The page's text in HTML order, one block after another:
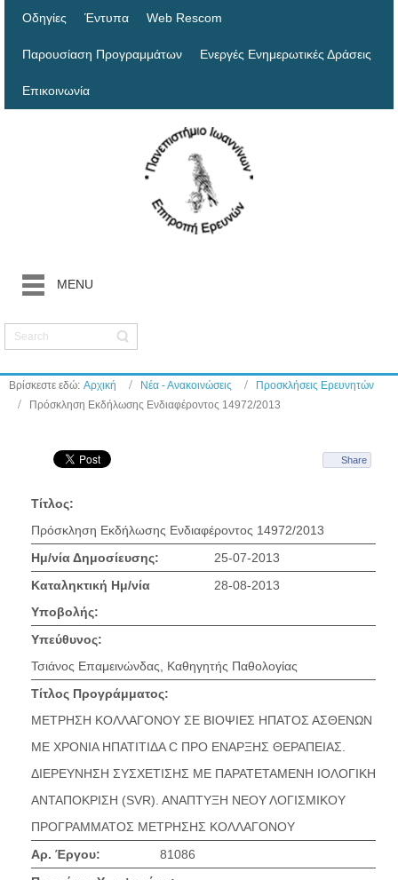
Οδηγίες Έντυπα Web Rescom
Παρουσίαση Προγραμμάτων Ενεργές Ενημερωτικές Δράσεις
Επικοινωνία
MENU
Βρίσκεστε εδώ: Αρχική Νέα - Ανακοινώσεις
Προσκλήσεις Ερευνητών
Πρόσκληση Εκδήλωσης Ενδιαφέροντος 14972/2013
Share
Τίτλος:
Πρόσκληση Εκδήλωσης Ενδιαφέροντος 14972/2013
Ημ/νία Δημοσίευσης:
25-07-2013
Καταληκτική Ημ/νία
Υποβολής:
28-08-2013
Υπεύθυνος:
Τσιάνος Επαμεινώνδας, Καθηγητής Παθολογίας
Τίτλος Προγράμματος:
ΜΕΤΡΗΣΗ ΚΟΛΛΑΓΟΝΟΥ ΣΕ ΒΙΟΨΙΕΣ ΗΠΑΤΟΣ ΑΣΘΕΝΩΝ
ΜΕ ΧΡΟΝΙΑ ΗΠΑΤΙΤΙΔΑ C ΠΡΟ ΕΝΑΡΞΗΣ ΘΕΡΑΠΕΙΑΣ.
ΔΙΕΡΕΥΝΗΣΗ ΣΥΣΧΕΤΙΣΗΣ ΜΕ ΠΑΡΑΤΕΤΑΜΕΝΗ ΙΟΛΟΓΙΚΗ
ΑΝΤΑΠΟΚΡΙΣΗ (SVR). ΑΝΑΠΤΥΞΗ ΝΕΟΥ ΛΟΓΙΣΜΙΚΟΥ
ΠΡΟΓΡΑΜΜΑΤΟΣ ΜΕΤΡΗΣΗΣ ΚΟΛΛΑΓΟΝΟΥ
Αρ. Έργου:
81086